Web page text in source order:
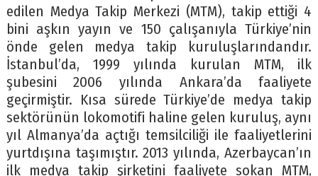
edilen Medya Takip Merkezi (MTM), takip ettiği 4
bini aşkın yayın ve 150 çalışanıyla Türkiye’nin
önde gelen medya takip kuruluşlarındandır.
İstanbul’da, 1999 yılında kurulan MTM, ilk
şubesini 2006 yılında Ankara’da faaliyete
geçirmiştir. Kısa sürede Türkiye’de medya takip
sektörünün lokomotifi haline gelen kuruluş, aynı
yıl Almanya’da açtığı temsilciliği ile faaliyetlerini
yurtdışına taşımıştır. 2013 yılında, Azerbaycan’ın
ilk medya takip şirketini faaliyete sokan MTM,